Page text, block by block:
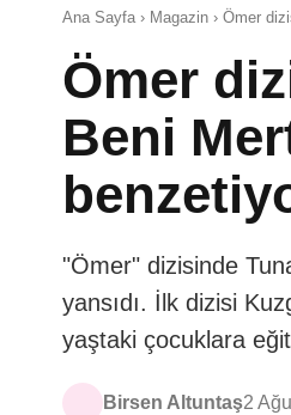
Ana Sayfa › Magazin › Ömer
Ömer
Beni
"Ömer" dizisinde
yansıdı. İlk dizisi
yaştaki çocuklara
Birsen Altuntaş2